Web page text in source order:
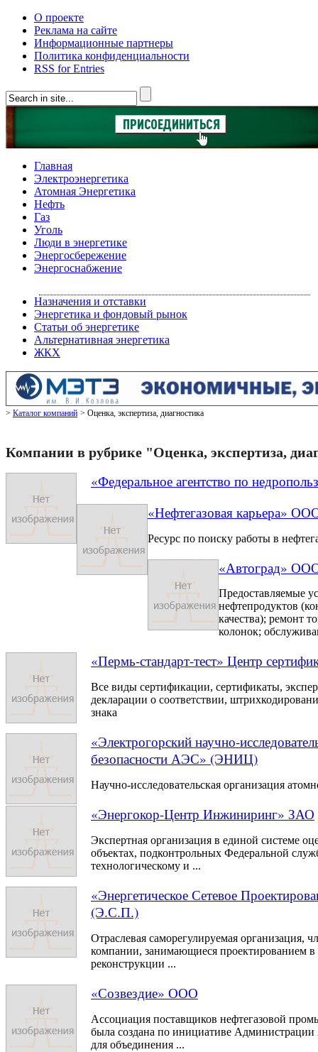
О проекте
Реклама на сайте
Информационные партнеры
Политика конфиденциальности
RSS for Entries
Главная
Электроэнергетика
Атомная Энергетика
Нефть
Газ
Уголь
Люди в энергетике
Энергосбережение
Энергоснабжение
Назначения и отставки
Энергетика и фондовый рынок
Статьи об энергетике
Альтернативная энергетика
ЖКХ
Каталог компаний Оценка, экспертиза, диагностика
Компании в рубрике "Оценка, экспертиза,
«Федеральное агентство по
«Нефтегазовая карьера»
Ресурс по поиску работы в
«Автоград»
Предоставляемые
нефтепродуктов
качества); ремонт
колонок;
«Пермь-стандарт-тест» Центр
Все виды сертификации, сертификаты,
декларации о соответствии,
знака
«Электрогорский научно-
безопасности АЭС» (ЭНИЦ)
Научно-исследовательская организация
«Энергокор-Центр Инжиниринг» ЗАО
Экспертная организация в единой системе
объектах, подконтрольных Федеральной
технологическому и ...
«Энергетическое Сетевое
(Э.С.П.)
Отраслевая саморегулируемая организация,
компании, занимающиеся проектированием в
реконструкции ...
«Созвездие» ООО
Ассоциация поставщиков нефтегазовой
была создана по инициативе Администрации
для объединения ...